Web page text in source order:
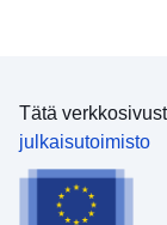
Tätä
julkaisutoimisto